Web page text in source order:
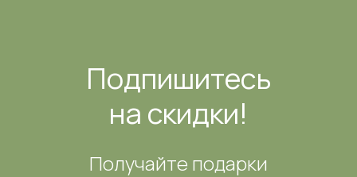
Подпишитесь
на скидки!
Получайте подарки